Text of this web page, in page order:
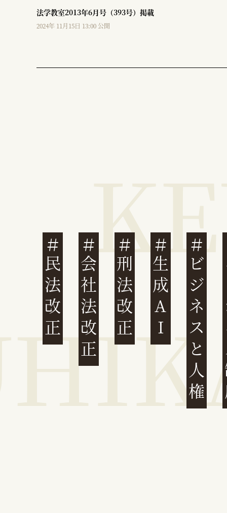
法学教室2013年6月号（393号）掲載
2024年 11月15日 13:00 公開
民法改正 会社法改正 刑法改正 生成AI ビジネスと人権